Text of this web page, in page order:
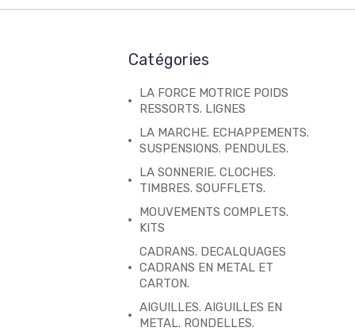
Catégories
LA FORCE MOTRICE POIDS
RESSORTS. LIGNES
LA MARCHE. ECHAPPEMENTS.
SUSPENSIONS. PENDULES.
LA SONNERIE. CLOCHES.
TIMBRES. SOUFFLETS.
MOUVEMENTS COMPLETS.
KITS
CADRANS. DECALQUAGES
CADRANS EN METAL ET
CARTON.
AIGUILLES. AIGUILLES EN
METAL. RONDELLES.